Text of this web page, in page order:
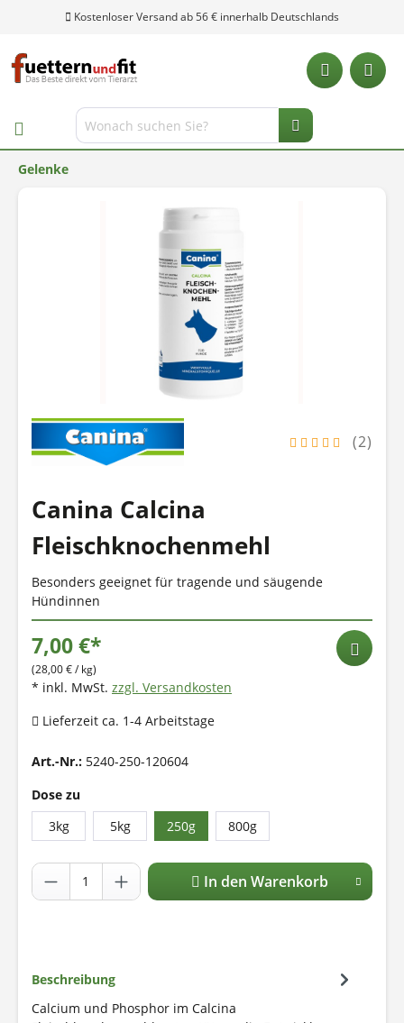
Kostenloser Versand ab 56 € innerhalb Deutschlands
Gelenke
(2)
Canina Calcina
Fleischknochenmehl
Besonders geeignet für tragende und säugende
Hündinnen
7,00 €*
(28,00 € / kg)
* inkl. MwSt. zzgl. Versandkosten
Lieferzeit ca. 1-4 Arbeitstage
Art.-Nr.: 5240-250-120604
Dose zu
3kg
5kg 250g 800g
In den Warenkorb
Beschreibung
Calcium und Phosphor im Calcina